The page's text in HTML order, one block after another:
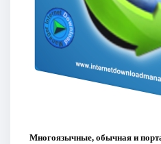
Многоязычные, обычная и